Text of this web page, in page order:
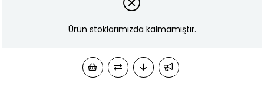
Ürün stoklarımızda kalmamıştır.